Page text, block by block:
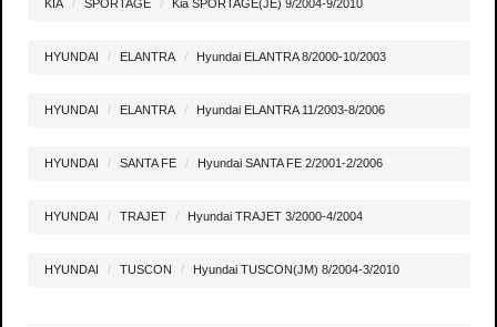
KIA SPORTAGE Kia SPORTAGE(JE) 9/2004-9/2010
HYUNDAI ELANTRA Hyundai ELANTRA 8/2000-10/2003
HYUNDAI ELANTRA Hyundai ELANTRA 11/2003-8/2006
HYUNDAI SANTA FE Hyundai SANTA FE 2/2001-2/2006
HYUNDAI TRAJET Hyundai TRAJET 3/2000-4/2004
HYUNDAI TUSCON Hyundai TUSCON(JM) 8/2004-3/2010